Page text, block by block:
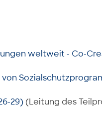
weltweit - Co-
29) (Leitung des